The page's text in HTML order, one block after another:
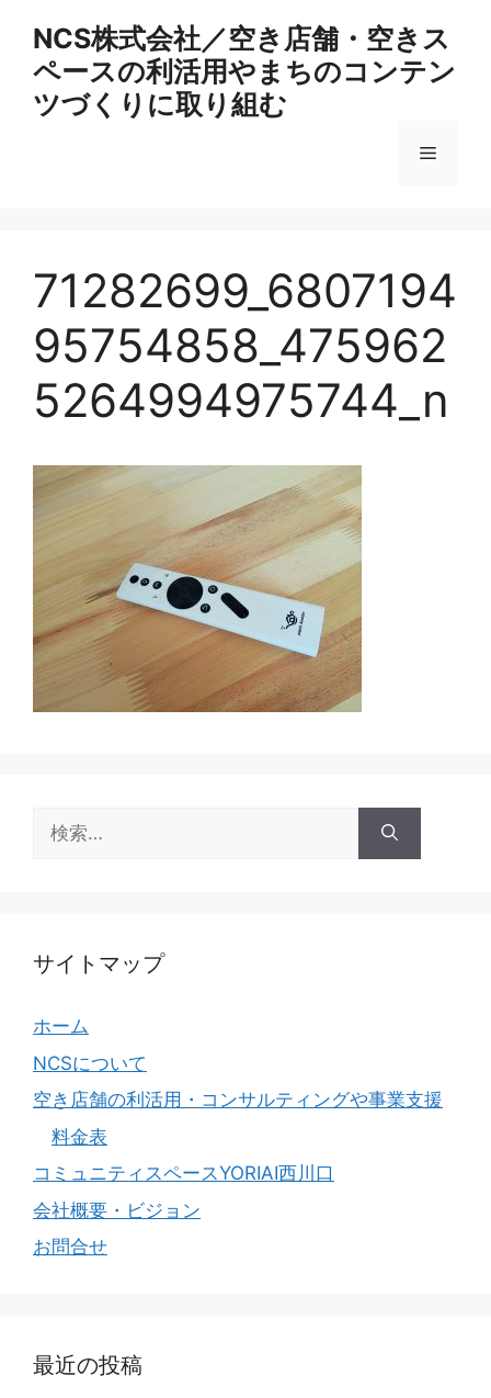
NCS株式会社／空き店舗・空きス
ペースの利活用やまちのコンテン
ツづくりに取り組む
メ
ュ
ー
71282699_6807194
95754858_475962
5264994975744_n
索:
サイトマップ
ホーム
NCSについて
空き店舗の利活用・コンサルティングや事業支援
料金表
コミュニティスペースYORIAI西川口
会社概要・ビジョン
お問合せ
最近の投稿